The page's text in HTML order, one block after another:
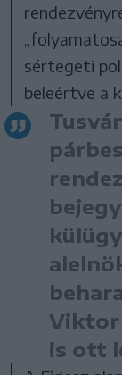
sértegeti
beleértve a
Viktor
is ott